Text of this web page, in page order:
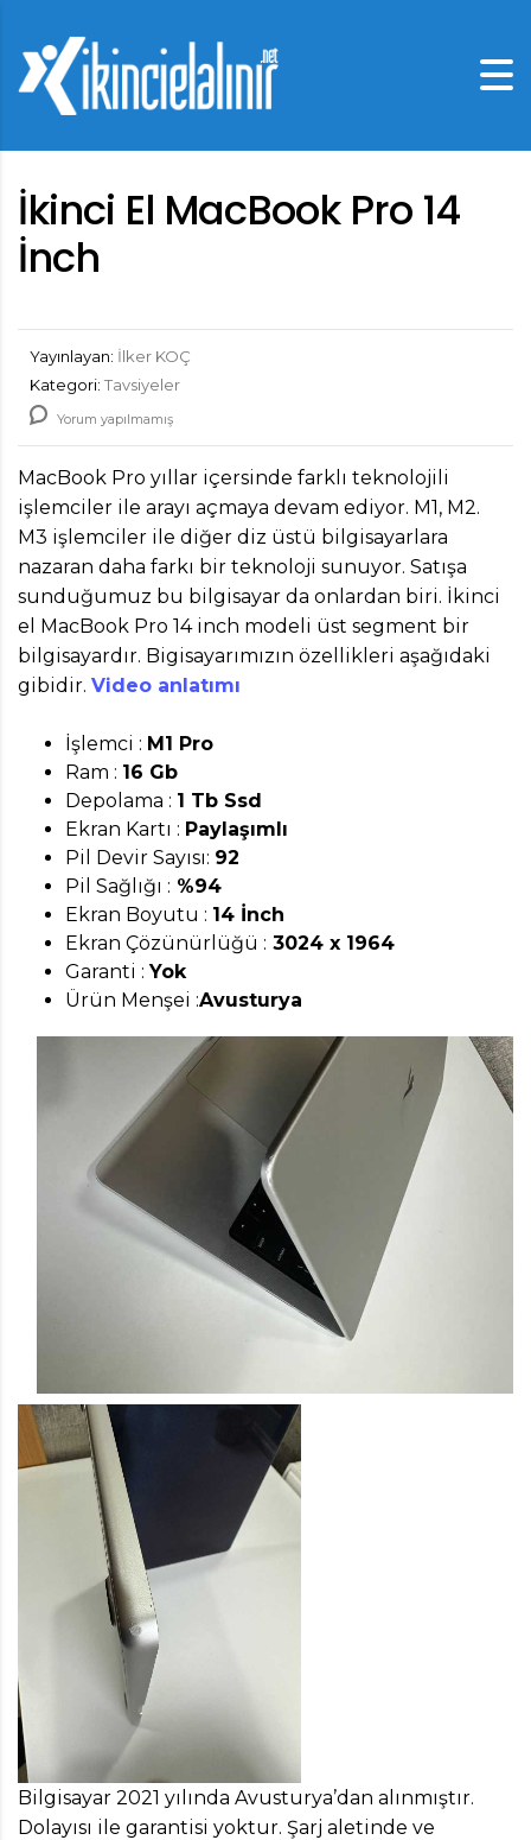
İkinci El MacBook Pro 14
İnch
Yayınlayan: İlker KOÇ
Kategori: Tavsiyeler
Yorum yapılmamış
MacBook Pro yıllar içersinde farklı teknolojili
işlemciler ile arayı açmaya devam ediyor. M1, M2.
M3 işlemciler ile diğer diz üstü bilgisayarlara
nazaran daha farkı bir teknoloji sunuyor. Satışa
sunduğumuz bu bilgisayar da onlardan biri. İkinci
el MacBook Pro 14 inch modeli üst segment bir
bilgisayardır. Bigisayarımızın özellikleri aşağıdaki
gibidir. Video anlatımı
İşlemci : M1 Pro
Ram : 16 Gb
Depolama : 1 Tb Ssd
Ekran Kartı : Paylaşımlı
Pil Devir Sayısı: 92
Pil Sağlığı : %94
Ekran Boyutu : 14 İnch
Ekran Çözünürlüğü : 3024 x 1964
Garanti :Yok
Ürün Menşei :Avusturya
Bilgisayar 2021 yılında Avusturya’dan alınmıştır.
Dolayısı ile garantisi yoktur. Şarj aletinde ve